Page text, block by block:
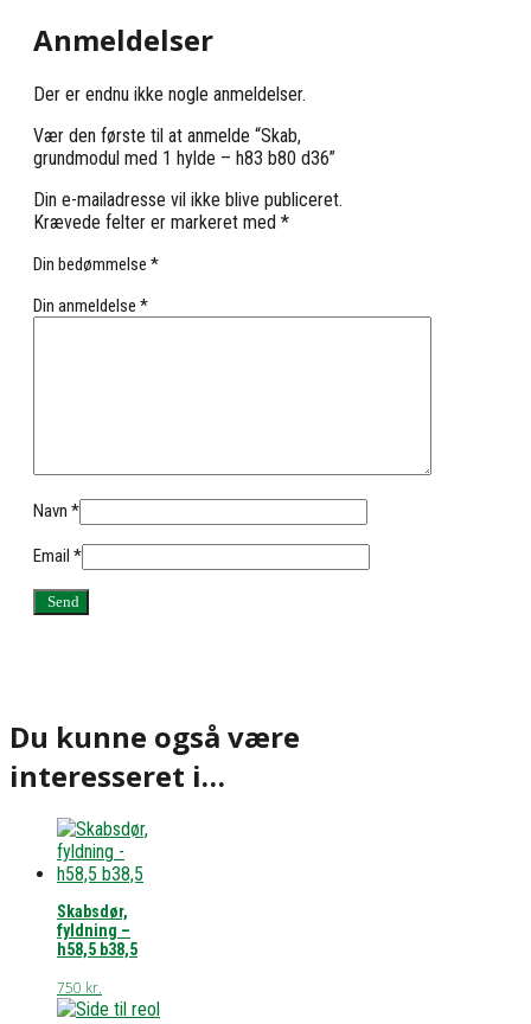
Anmeldelser
Der er endnu ikke nogle anmeldelser.
Vær den første til at anmelde “Skab,
grundmodul med 1 hylde – h83 b80 d36”
Din e-mailadresse vil ikke blive publiceret.
Krævede felter er markeret med *
Din bedømmelse *
Din anmeldelse *
Navn *
Email *
Du kunne også være
interesseret i…
Skabsdør,
fyldning –
h58,5 b38,5
750 kr.